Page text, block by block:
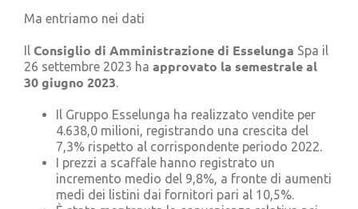
Ma entriamo nei dati
Il Consiglio di Amministrazione di Esselunga Spa il
26 settembre 2023 ha approvato la semestrale al
30 giugno 2023.
Il Gruppo Esselunga ha realizzato vendite per
4.638,0 milioni, registrando una crescita del
7,3% rispetto al corrispondente periodo 2022.
I prezzi a scaffale hanno registrato un
incremento medio del 9,8%, a fronte di aumenti
medi dei listini dai fornitori pari al 10,5%.